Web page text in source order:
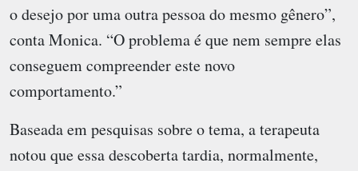
o desejo por uma outra pessoa do mesmo gênero”,
conta Monica. “O problema é que nem sempre elas
conseguem compreender este novo
comportamento.”
Baseada em pesquisas sobre o tema, a terapeuta
notou que essa descoberta tardia, normalmente,